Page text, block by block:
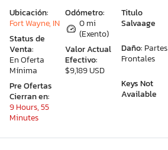
Odómetro:
0 mi
(Exento)
Valor Actual
Efectivo:
$9,189 USD
Titulo
Salvaage
Daño: Partes
Frontales
Keys Not
Available
Ubicación:
Fort Wayne, IN
Status de
Venta:
En Oferta
Mínima
Pre Ofertas
Cierran en:
9 Hours, 55
Minutes